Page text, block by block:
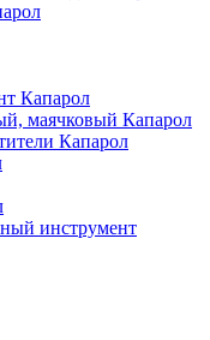
Капарол
маячковый Капарол
Капарол
инструмент